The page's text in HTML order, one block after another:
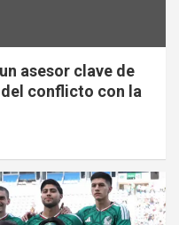
asesor clave de
conflicto con la